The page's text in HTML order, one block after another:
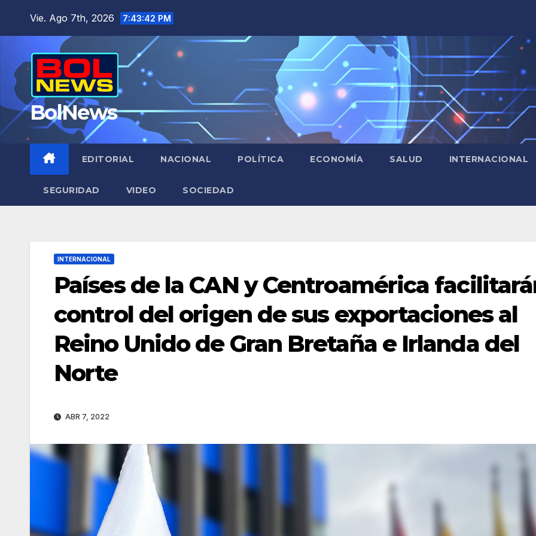
Vie. Ago 7th, 2026 7:43:43 PM
BolNews
EDITORIAL NACIONAL POLÍTICA ECONOMÍA SALUD INTERNACIONAL
SEGURIDAD VIDEO SOCIEDAD
INTERNACIONAL
Países de la CAN y Centroamérica
control del origen de sus exportaciones al
Reino Unido de Gran Bretaña e Irlanda del
Norte
ABR 7, 2022